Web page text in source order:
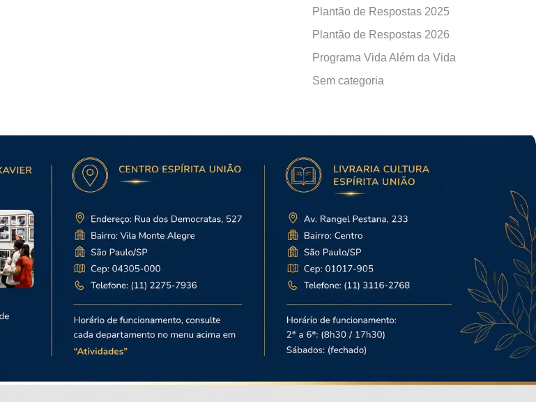
Plantão de Respostas 2025
Plantão de Respostas 2026
Programa Vida Além da Vida
Sem categoria